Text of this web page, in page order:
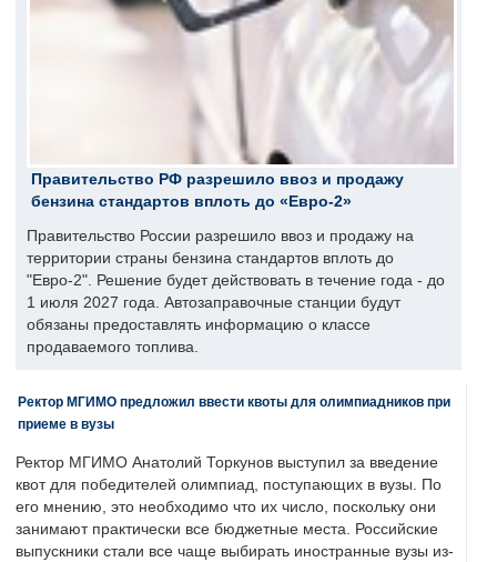
Правительство РФ разрешило ввоз и продажу
бензина стандартов вплоть до «Евро-2»
Правительство России разрешило ввоз и продажу на
территории страны бензина стандартов вплоть до
"Евро-2". Решение будет действовать в течение года - до
1 июля 2027 года. Автозаправочные станции будут
обязаны предоставлять информацию о классе
продаваемого топлива.
Ректор МГИМО предложил ввести квоты для олимпиадников при
приеме в вузы
Ректор МГИМО Анатолий Торкунов выступил за введение
квот для победителей олимпиад, поступающих в вузы. По
его мнению, это необходимо что их число, поскольку они
занимают практически все бюджетные места. Российские
выпускники стали все чаще выбирать иностранные вузы из-